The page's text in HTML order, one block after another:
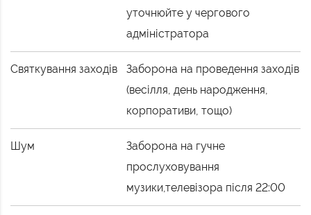
уточнюйте у чергового
адміністратора
Святкування заходів
Заборона на проведення заходів
(весілля, день народження,
корпоративи, тощо)
Шум
Заборона на гучне
прослуховування
музики,телевізора після 22:00